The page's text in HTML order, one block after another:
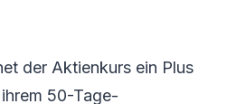
der Aktienkurs ein Plus
50-Tage-